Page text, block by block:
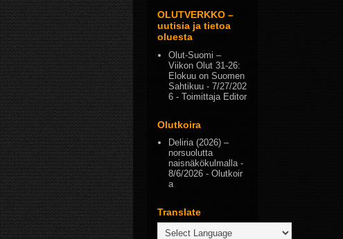
OLUTVERKKO –
uutisia ja tietoa
oluesta
Olut-Suomi –
Viikon Olut 31-26:
Elokuu on Suomen
Sahtikuu - 7/27/202
6 - Toimittaja Editor
Olutkoira
Deliria (2026) –
norsuolutta
naisnäkökulmalla-
8/6/2026 - Olutkoir
a
Translate